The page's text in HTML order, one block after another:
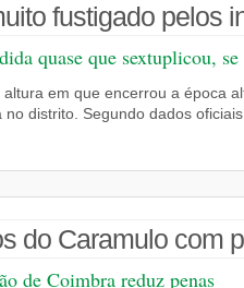
fustigado pelos
quase que sextuplicou,
altura em que encerrou a época
no distrito. Segundo dados
do Caramulo com
de Coimbra reduz penas